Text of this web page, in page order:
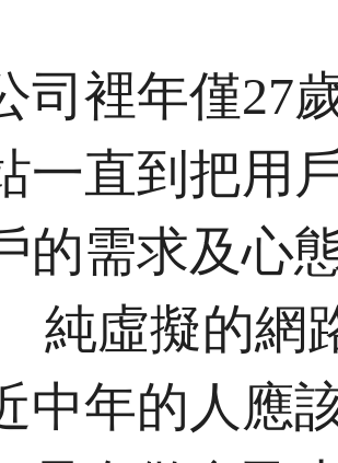
司裡年僅27
一直到把用
的需求及心
純虛擬的網
中年的人應